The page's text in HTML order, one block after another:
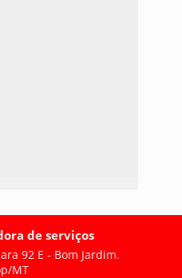
de serviços
92 E - Bom Jardim.
MT